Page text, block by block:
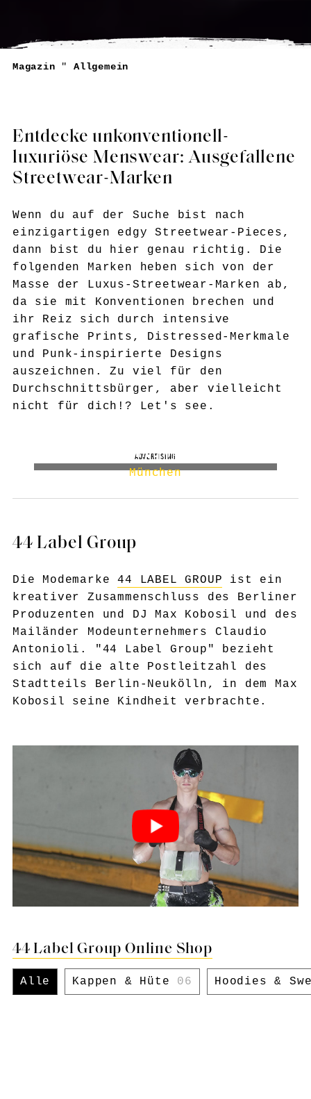
Magazin " Allgemein
Entdecke unkonventionell-
luxuriöse Menswear: Ausgefallene
Streetwear-Marken
Wenn du auf der Suche bist nach
einzigartigen edgy Streetwear-Pieces,
dann bist du hier genau richtig. Die
folgenden Marken heben sich von der
Masse der Luxus-Streetwear-Marken ab,
da sie mit Konventionen brechen und
ihr Reiz sich durch intensive
grafische Prints, Distressed-Merkmale
und Punk-inspirierte Designs
auszeichnen. Zu viel für den
Durchschnittsbürger, aber vielleicht
nicht für dich!? Let's see.
HIDE[M]
München
44 Label Group
Die Modemarke44 LABEL GROUP ist ein
kreativer Zusammenschluss des Berliner
Produzenten und DJ Max Kobosil und des
Mailänder Modeunternehmers Claudio
Antonioli. "44 Label Group" bezieht
sich auf die alte Postleitzahl des
Stadtteils Berlin-Neukölln, in dem Max
Kobosil seine Kindheit verbrachte.
44 Label Group Online Shop
Alle Kappen & Hüte 06 Hoodies &